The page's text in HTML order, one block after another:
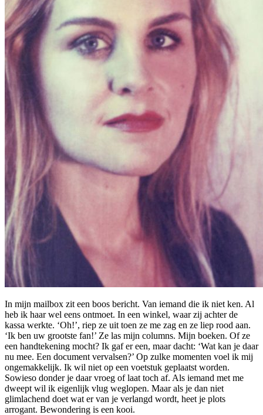
In mijn mailbox zit een boos bericht. Van iemand die ik niet ken. Al
heb ik haar wel eens ontmoet. In een winkel, waar zij achter de
kassa werkte. ‘Oh!’, riep ze uit toen ze me zag en ze liep rood aan.
‘Ik ben uw grootste fan!’ Ze las mijn columns. Mijn boeken. Of ze
een handtekening mocht? Ik gaf er een, maar dacht: ‘Wat kan je daar
nu mee. Een document vervalsen?’ Op zulke momenten voel ik mij
ongemakkelijk. Ik wil niet op een voetstuk geplaatst worden.
Sowieso donder je daar vroeg of laat toch af. Als iemand met me
dweept wil ik eigenlijk vlug weglopen. Maar als je dan niet
glimlachend doet wat er van je verlangd wordt, heet je plots
arrogant. Bewondering is een kooi.